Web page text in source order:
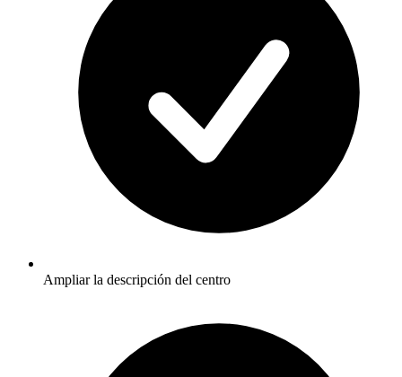
Ampliar la descripción del centro